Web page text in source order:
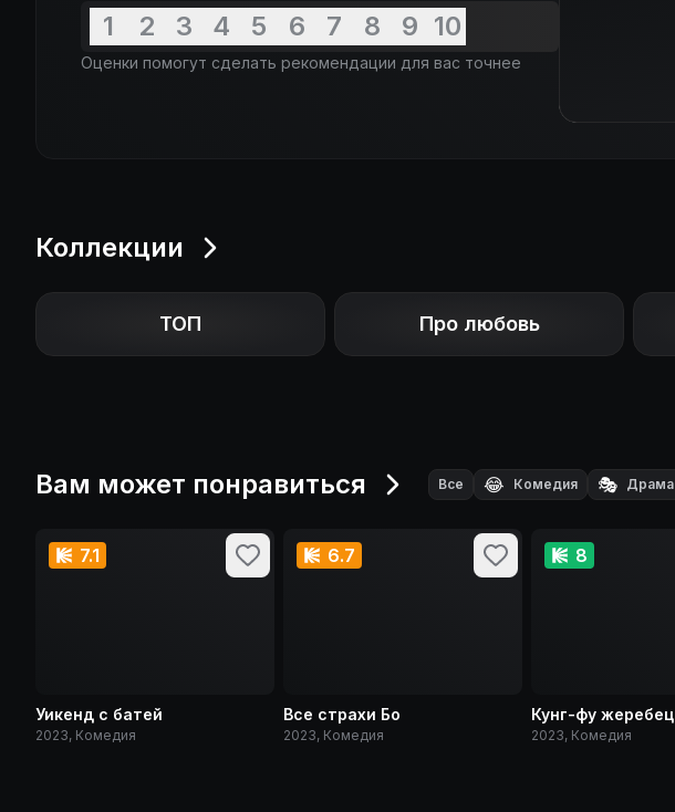
1 2 3 4 5 6 7 8 9 10
Оценки помогут сделать рекомендации для вас точнее
Коллекции
ТОП Про любовь
Вам может понравиться Все 😂 Комедия 🎭 Драма
7.1
Уикенд с батей
2023, Комедия
6.7
Все страхи Бо
2023, Комедия
8
Кунг-фу жеребец
2023, Комедия